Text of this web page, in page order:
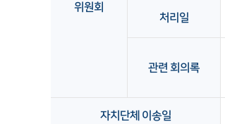
위원회
처리일
관련 회의록
자치단체 이송일